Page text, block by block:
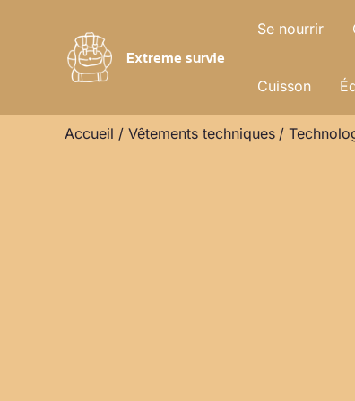
Extreme survie
Se nourrir
Cuisson
Accueil Vêtements techniques